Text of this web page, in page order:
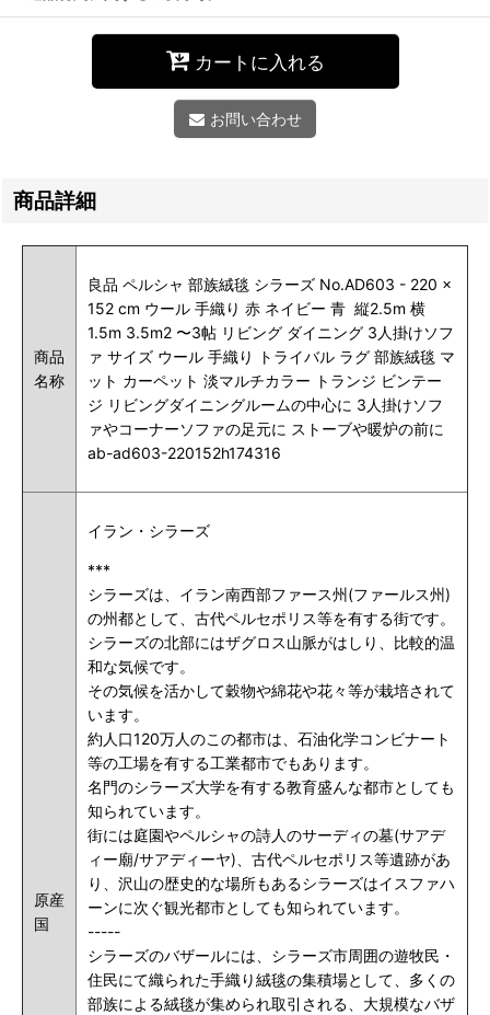
カートに入れる
お問い合わせ
商品詳細
商品
名称
良品 ペルシャ 部族絨毯 シラーズ No.AD603 - 220 x
152 cm ウール 手織り 赤 ネイビー 青 縦2.5m 横
1.5m 3.5m2 〜3帖 リビング ダイニング 3人掛けソフ
ァ サイズ ウール 手織り トライバル ラグ 部族絨毯 マ
ット カーペット 淡マルチカラー トランジ ビンテー
ジ リビングダイニングルームの中心に 3人掛けソフ
ァやコーナーソファの足元に ストーブや暖炉の前に
ab-ad603-220152h174316
原産
国
イラン・シラーズ
***
シラーズは、イラン南西部ファース州(ファールス州)
の州都として、古代ペルセポリス等を有する街です。
シラーズの北部にはザグロス山脈がはしり、比較的温
和な気候です。
その気候を活かして穀物や綿花や花々等が栽培されて
います。
約人口120万人のこの都市は、石油化学コンビナート
等の工場を有する工業都市でもあります。
名門のシラーズ大学を有する教育盛んな都市としても
知られています。
街には庭園やペルシャの詩人のサーディの墓(サアデ
ィー廟/サアディーヤ)、古代ペルセポリス等遺跡があ
り、沢山の歴史的な場所もあるシラーズはイスファハ
ーンに次ぐ観光都市としても知られています。
-----
シラーズのバザールには、シラーズ市周囲の遊牧民・
住民にて織られた手織り絨毯の集積場として、多くの
部族による絨毯が集められ取引される、大規模なバザ